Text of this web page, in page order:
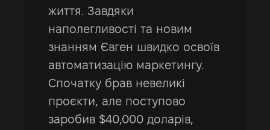
життя. Завдяки
наполегливості та новим
знанням Євген швидко освоїв
автоматизацію маркетингу.
Спочатку брав невеликі
проєкти, але поступово
заробив $40,000 доларів,